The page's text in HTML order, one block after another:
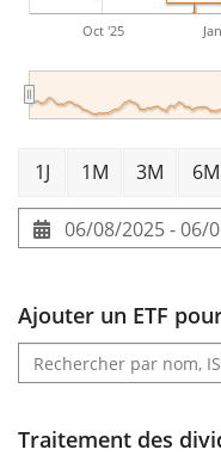
actifs sous
Irlande
Oct '25
1J 1M 3M 6M
06/08/2025 - 06/
Ajouter un ETF
Traitement des